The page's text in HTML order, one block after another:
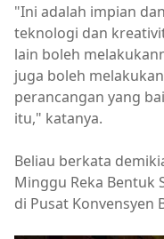
"Ini adalah impian
teknologi dan
lain boleh
juga boleh
perancangan yang
itu," katanya.
Beliau berkata
Minggu Reka Bentuk
di Pusat Konvensyen